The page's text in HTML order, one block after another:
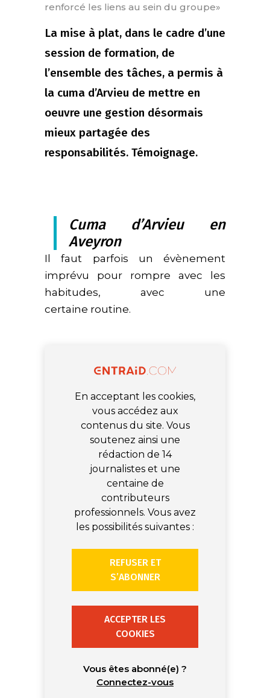
renforcé les liens au sein du groupe»
La mise à plat, dans le cadre d’une
session de formation, de
l’ensemble des tâches, a permis à
la cuma d’Arvieu de mettre en
oeuvre une gestion désormais
mieux partagée des
responsabilités. Témoignage.
Cuma d’Arvieu en
Aveyron
Il faut parfois un évènement
imprévu pour rompre avec les
habitudes, avec une
certaine routine.
En acceptant les cookies,
vous accédez aux
contenus du site. Vous
soutenez ainsi une
rédaction de 14
journalistes et une
centaine de
contributeurs
professionnels. Vous avez
les possibilités suivantes :
REFUSER ET
S’ABONNER
ACCEPTER LES
COOKIES
Vous êtes abonné(e) ?
Connectez-vous